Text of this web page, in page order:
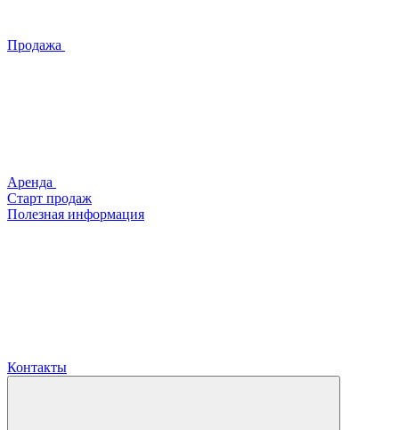
Продажа
Аренда
Старт продаж
Полезная информация
Контакты